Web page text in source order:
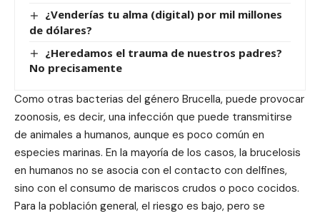
¿Venderías tu alma (digital) por mil millones
de dólares?
¿Heredamos el trauma de nuestros padres?
No precisamente
Como otras bacterias del género Brucella, puede provocar
zoonosis, es decir, una infección que puede transmitirse
de animales a humanos, aunque es poco común en
especies marinas. En la mayoría de los casos, la brucelosis
en humanos no se asocia con el contacto con delfines,
sino con el consumo de mariscos crudos o poco cocidos.
Para la población general, el riesgo es bajo, pero se